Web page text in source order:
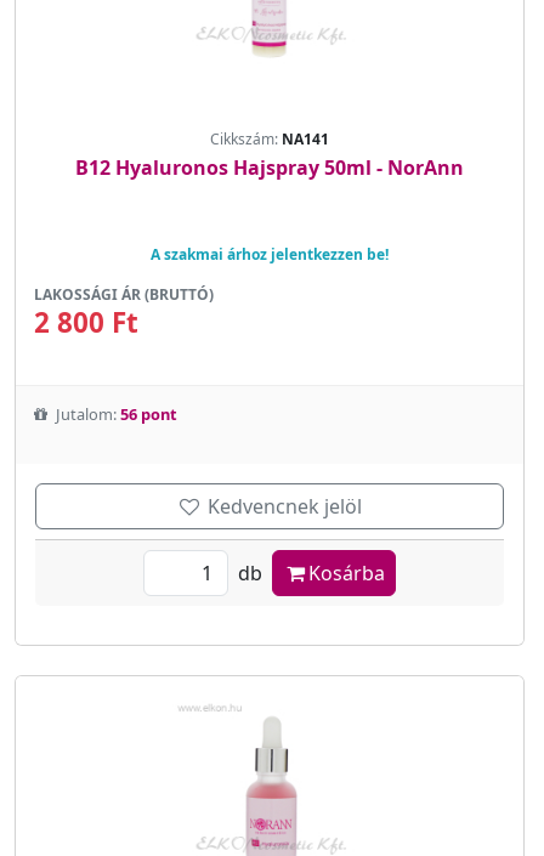
Cikkszám: NA141
B12 Hyaluronos Hajspray 50ml - NorAnn
A szakmai árhoz jelentkezzen be!
LAKOSSÁGI ÁR (BRUTTÓ)
2 800 Ft
Jutalom:56 pont
Kedvencnek jelöl
db Kosárba